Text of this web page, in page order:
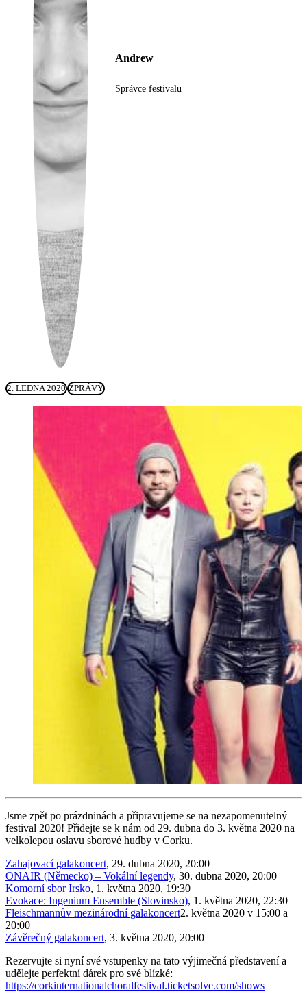
Ukrainian
Andrew
Správce festivalu
2. LEDNA 2020 ZPRÁVY
Jsme zpět po prázdninách a připravujeme se na nezapomenutelný
festival 2020! Přidejte se k nám od 29. dubna do 3. května 2020 na
velkolepou oslavu sborové hudby v Corku.
Zahajovací galakoncert, 29. dubna 2020, 20:00
ONAIR (Německo) – Vokální legendy, 30. dubna 2020, 20:00
Komorní sbor Irsko, 1. května 2020, 19:30
Evokace: Ingenium Ensemble (Slovinsko), 1. května 2020, 22:30
Fleischmannův mezinárodní galakoncert2. května 2020 v 15:00 a
20:00
Závěrečný galakoncert, 3. května 2020, 20:00
Rezervujte si nyní své vstupenky na tato výjimečná představení a
udělejte perfektní dárek pro své blízké:
https://corkinternationalchoralfestival.ticketsolve.com/shows